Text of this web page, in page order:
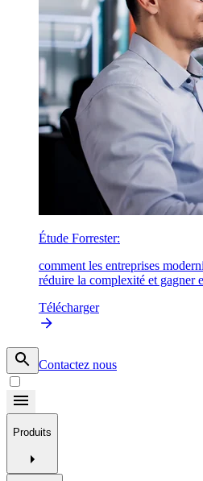
Étude Forrester:
comment les entreprises
réduire la complexité et gagner
Télécharger
Contactez nous
Produits